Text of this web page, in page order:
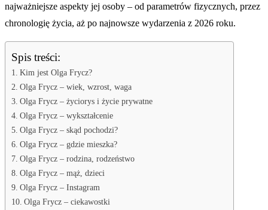
najważniejsze aspekty jej osoby – od parametrów fizycznych, przez
chronologię życia, aż po najnowsze wydarzenia z 2026 roku.
Spis treści:
Kim jest Olga Frycz?
Olga Frycz – wiek, wzrost, waga
Olga Frycz – życiorys i życie prywatne
Olga Frycz – wykształcenie
Olga Frycz – skąd pochodzi?
Olga Frycz – gdzie mieszka?
Olga Frycz – rodzina, rodzeństwo
Olga Frycz – mąż, dzieci
Olga Frycz – Instagram
Olga Frycz – ciekawostki